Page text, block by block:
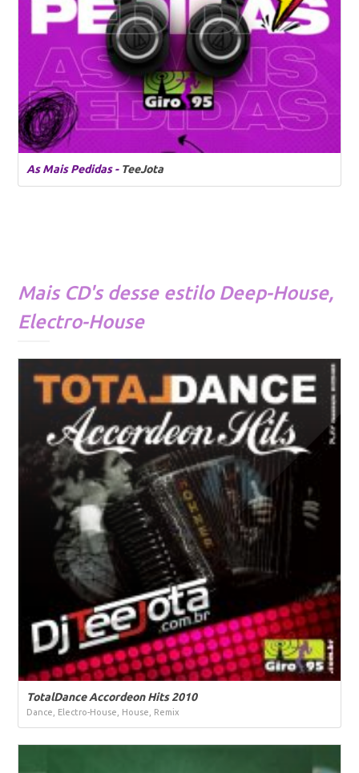
As Mais Pedidas - TeeJota
Mais CD's desse estilo Deep-House,
Electro-House
TotalDance Accordeon Hits 2010
Dance, Electro-House, House, Remix